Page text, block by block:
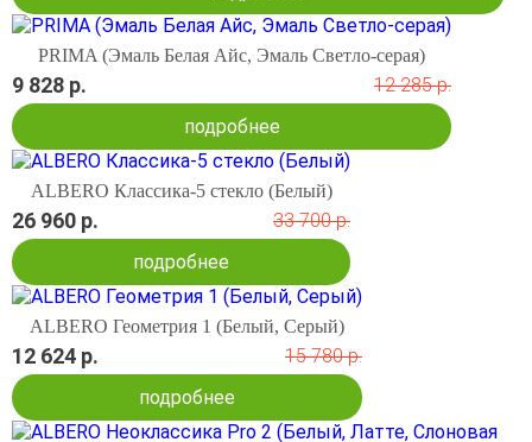
PRIMA (Эмаль Белая Айс, Эмаль Светло-серая)
9 828 р.
12 285 р.
подробнее
ALBERO Классика-5 стекло (Белый)
26 960 р.
33 700 р.
подробнее
ALBERO Геометрия 1 (Белый, Серый)
12 624 р.
15 780 р.
подробнее